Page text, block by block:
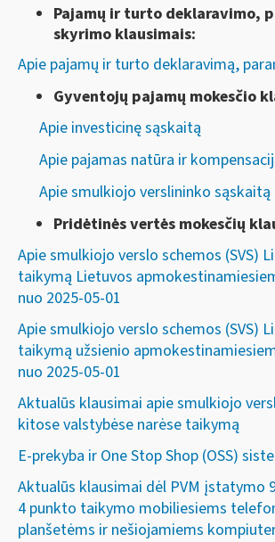
Pajamų ir turto deklaravimo,
skyrimo klausimais:
Apie pajamų ir turto deklaravimą,
Gyventojų pajamų mokesčio
Apie investicinę sąskaitą
Apie pajamas natūra ir
Apie smulkiojo verslininko sąskaitą
Pridėtinės vertės mokesčių
Apie smulkiojo verslo schemos (SVS)
taikymą Lietuvos
nuo 2025-05-01
Apie smulkiojo verslo schemos (SVS)
taikymą užsienio
nuo 2025-05-01
Aktualūs klausimai apie smulkiojo
kitose valstybėse narėse taikymą
E-prekyba ir One Stop Shop (OSS)
Aktualūs klausimai dėl PVM įstatymo
4 punkto taikymo mobiliesiems
planšetėms ir nešiojamiems